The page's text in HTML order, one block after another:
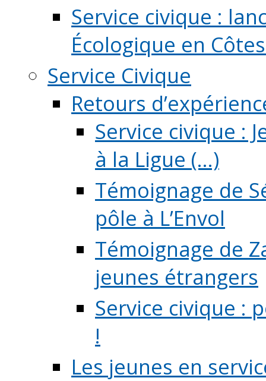
Service civique :
Écologique en
Service Civique
Retours
Service civique :
à la Ligue (...)
Témoignage de
pôle à L’Envol
Témoignage de
jeunes étrangers
Service civique :
!
Les jeunes en